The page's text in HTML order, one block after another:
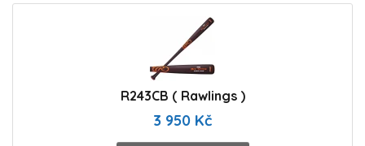
R243CB ( Rawlings )
3 950 Kč